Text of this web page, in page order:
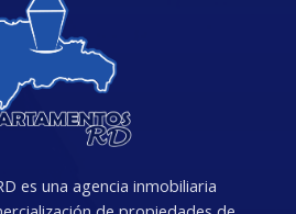
es una agencia inmobiliaria